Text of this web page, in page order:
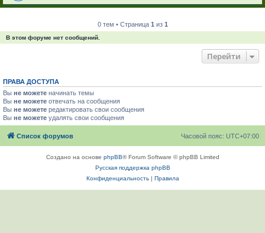
0 тем • Страница 1 из 1
В этом форуме нет сообщений.
Перейти
ПРАВА ДОСТУПА
Вы не можете начинать темы
Вы не можете отвечать на сообщения
Вы не можете редактировать свои сообщения
Вы не можете удалять свои сообщения
Список форумов Часовой пояс: UTC+07:00
Создано на основе phpBB® Forum Software © phpBB Limited
Русская поддержка phpBB
Конфиденциальность| Правила